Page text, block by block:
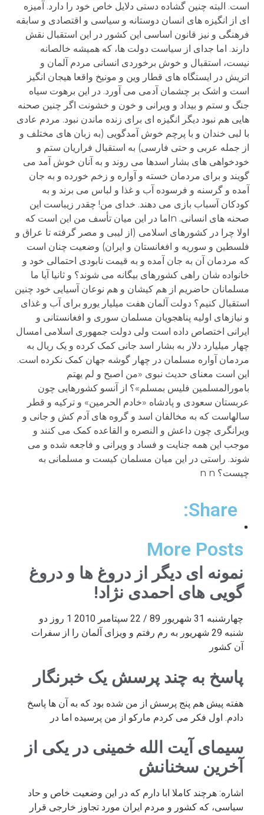
است. البته چنین گشاده دستی دلایل خاص خود را دارد. آمیزه
ای از انگیزه های انسان دوستانه و سیاسی و اقتصادی و سابقه
فرهنگی و نیز قانون اساسی این کشور در این استقبال نقش
دارند. اما جدای از سیاست دولت ها، که همیشه خالصانه
نیست، استقبال و خوش برخوردی انسانی مردم آلمان و
اتریش در ایستگاه های قطار وین و مونیخ واقعا هیجان انگیز
است و اشک بر چشمان آدمی می آورد. در این برهوت سیاه
جنگ و ستم و بیداد و ویرانی و خون و خشونت اگر چنین صحنه
هایی هم نبود دیگر انگیزه ای برای زنده ماندن نبود. مردم عادی
با لبی خندان و با پرچم خوش آمدگویی (به زبان های مختلف و
از جمله عربی و حتی فارسی) به استقبال فراریان ستم و
خودخواهی های بشار اسدها می روند و به آنان خوش آمد می
گویند و برای مردمان خسته و آواره و زخم خورده و به جان
آمده و گرسنه و فرسوده آب و غذا و لباس می برند و به
کودکان آسباب بازی می دهند. خدای من! چقدر زیباست این
صحنه های انسانی. nاما در این میان تأسف من این است که
اولا چرا در کشورهای اسلامی (از لیبی و مصر گرفته تا عراق و
فلسطین و سوریه و افغانستان و ایران) وضعیت چنان است
که مردمان آن به جان آمده و به قیمت نابودی احتمالی خود و
خانواده شان راهی کشورهای بیگانه می شوند؟ و ثانیا آیا ما
مسلمانان حاضریم از هم کیشان و هم نوعان آسیایی خود چنین
استقبال کنیم؟ دولت آلمان هفت میلیار یورو برای آب و غذای
و نیازهای اولیه پناهجویان مسلمان سوری و افغانستانی و
ایرانی اختصاص داده است ولی دولت جمهوری اسلامی امسال
چهار میلیارد دلار به بشار اسد جانی کمک کرده و یک ریال به
مردمان آواره مسلمان در چهار گوشه جهان کمک نکرده است.
این است معنای حدیث نبوی «من اصبح و لم یهتم
بامورالمسلمین فلیس بمسلم»؟ از آنسو کشورهایی چون
عربستان سعودی و پادشاه «خادم الحرمین» و ترکیه و قطر
سالهاست که به مخالفان اسد و گروه های آدم کش و جانی و
ویرانگری چون داعش و النصره و القاعده کمک می کنند و
موجب این همه جنایت و فساد و ویرانی و فاجعه شده و می
شوند. راستی در این میان مسلمان کیست و مسلمانی به
چیست؟ n n
Share:
More Posts
نمونه ای دیگر از دروغ ها و دروغ
گویی های احمدی نژاد!
چهارشنبه 31 شهریور 89 / 22 سپتامبر 2010 1 روز دو
شنبه 29 شهریور به رم رفتم و ویزای آلمان را از سفرات
آن کشور
پاسخ به چند پرسش یک خبرنگار
هفته پیش هم پنج پرسش از من شده بود که به آن ها پاسخ
دادم. اول فکر می کردم مارکو از من پرسیده اما در
سیمای آیت الله خمینی در یکی از
آخرین سخنانش
اشاره: هرچند کاملا ابا دارم که در این وضعیت خاص و حاد
سیاسی، که کشور و مردم ایران مورد تجاوز خارجی قرار